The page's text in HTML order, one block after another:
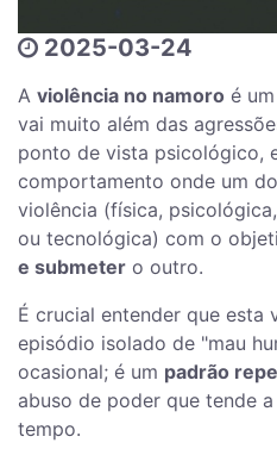
2025-03-24
A violência no namoro é
vai muito além das
ponto de vista psicológico,
comportamento onde um
violência (física,
ou tecnológica) com o
e submeter o outro.
É crucial entender que esta
episódio isolado de "mau
ocasional; é um padrão
abuso de poder que tende
tempo.